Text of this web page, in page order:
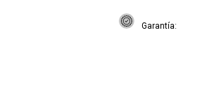
Garantía